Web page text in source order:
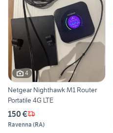
4
Netgear Nighthawk M1 Router
Portatile 4G LTE
150 €
Ravenna (RA)